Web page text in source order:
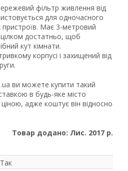
фільтр живлення від
для одночасного
пристроїв. Має 3-метровий
достатньо, щоб
кут кімнати.
корпусі і захищений від
ви можете купити такий
в будь-яке місто
адже коштує він відносно
Товар додано: Лис. 2017 р.
Так